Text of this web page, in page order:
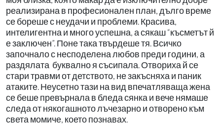
реализирана в професионален план, дълго време
се бореше с неудачи и проблеми. Красива,
интелигентна и много успешна, а сякаш “късметът й
е заключен”. Поне така твърдеше тя. Всичко
започнало с несподелена любов преди години, а
раздялата буквално я съсипала. Отвориха й се
стари травми от детството, не закъсняха и паник
атаките. Неусетно тази на вид впечатляваща жена
се беше превърнала в бледа сянка и вече нямаше
следа от някогашното лъчезарно и отворено към
света момиче, което познавах.